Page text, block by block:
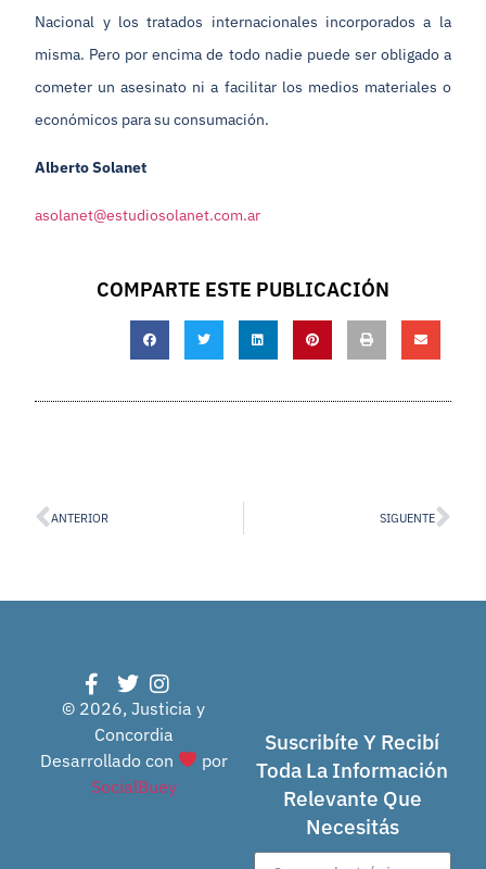
Nacional y los tratados internacionales incorporados a la
misma. Pero por encima de todo nadie puede ser obligado a
cometer un asesinato ni a facilitar los medios materiales o
económicos para su consumación.
Alberto Solanet
asolanet@estudiosolanet.com.ar
COMPARTE ESTE PUBLICACIÓN
ANTERIOR SIGUENTE
© 2026, Justicia y
Concordia
Desarrollado con
por
SocialBuey
Suscribíte Y Recibí
Toda La Información
Relevante Que
Necesitás